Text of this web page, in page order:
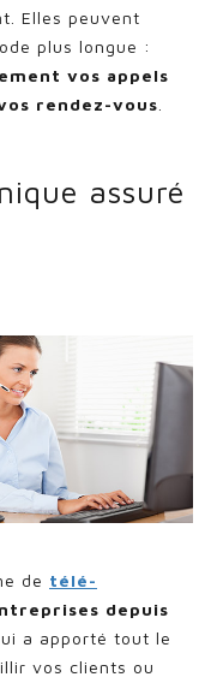
Elles peuvent
plus longue :
vos appels
rendez-vous
assuré
de télé-
depuis
a apporté tout le
vos clients ou